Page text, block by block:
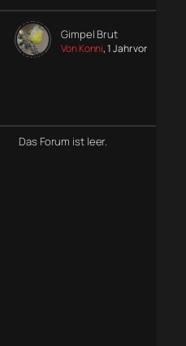
Gimpel Brut
Von Konni, 1 Jahr vor
Das Forum ist leer.